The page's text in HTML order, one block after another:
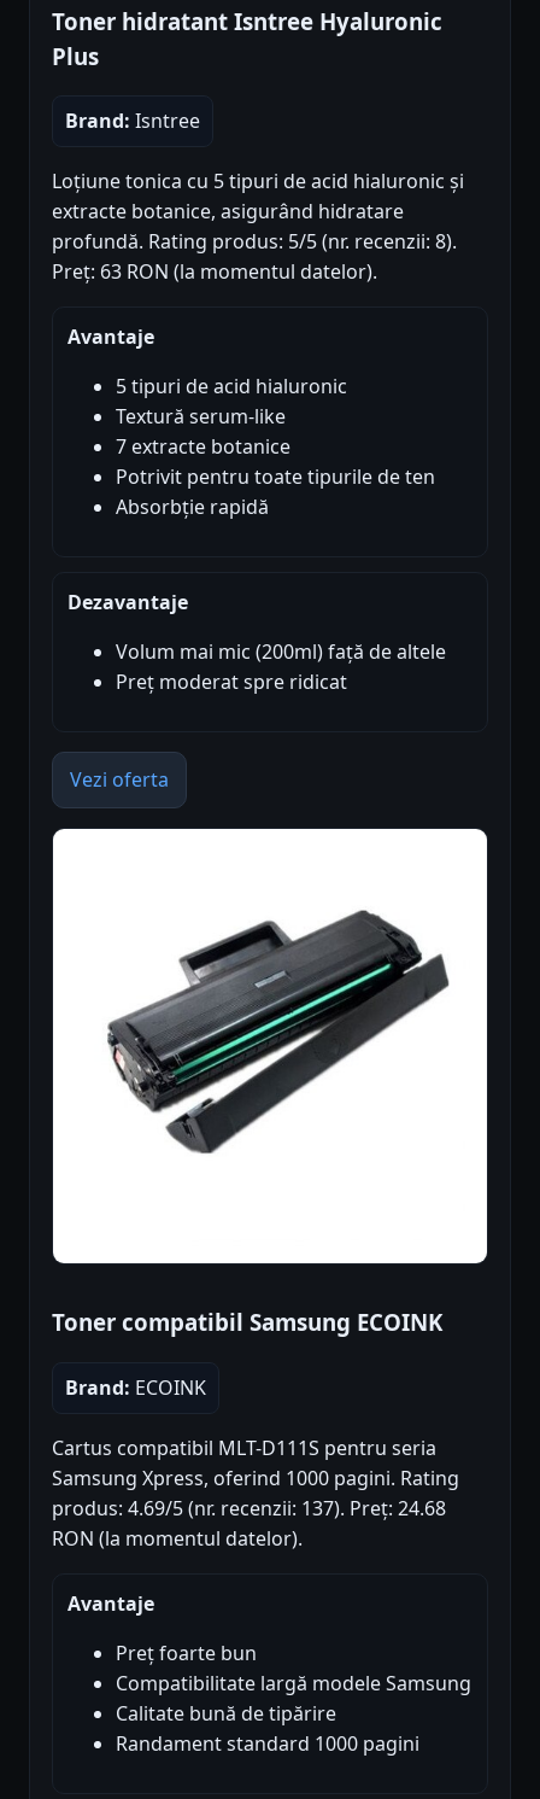
Toner hidratant Isntree Hyaluronic
Plus
Brand: Isntree
Loțiune tonica cu 5 tipuri de acid hialuronic și
extracte botanice, asigurând hidratare
profundă. Rating produs: 5/5 (nr. recenzii: 8).
Preț: 63 RON (la momentul datelor).
Avantaje
5 tipuri de acid hialuronic
Textură serum-like
7 extracte botanice
Potrivit pentru toate tipurile de ten
Absorbție rapidă
Dezavantaje
Volum mai mic (200ml) față de altele
Preț moderat spre ridicat
Vezi oferta
Toner compatibil Samsung ECOINK
Brand: ECOINK
Cartus compatibil MLT-D111S pentru seria
Samsung Xpress, oferind 1000 pagini. Rating
produs: 4.69/5 (nr. recenzii: 137). Preț: 24.68
RON (la momentul datelor).
Avantaje
Preț foarte bun
Compatibilitate largă modele Samsung
Calitate bună de tipărire
Randament standard 1000 pagini